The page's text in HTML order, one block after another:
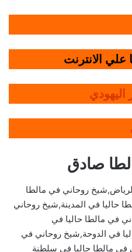
علي الانترنت
صادق
روحاني في مالطا
حاليا في المدينة,شيخ روحاني
في مالطا حاليا في
في الدوحة,شيخ روحاني في
في مالطا حاليا في سلطنة